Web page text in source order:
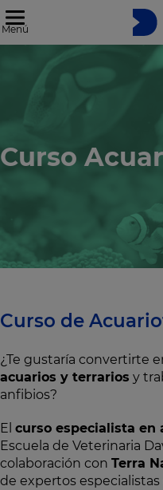
Menú
Curso
Curso de
¿Te gustaría convertirte
acuarios y terrarios y
anfibios?
El curso especialista en
Escuela de Veterinaria
colaboración con Terra
de expertos